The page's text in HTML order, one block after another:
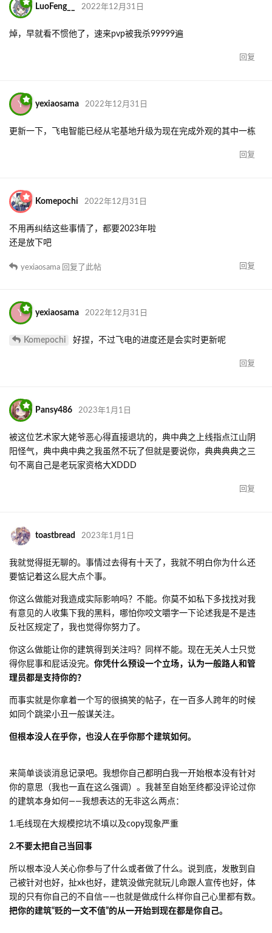
LuoFeng__ 2022年12月31日
焯，早就看不惯他了，速来pvp被我杀99999遍
回复
Y yexiaosama 2022年12月31日
更新一下，飞电智能已经从宅基地升级为现在完成外观的其中一栋
回复
Komepochi 2022年12月31日
不用再纠结这些事情了，都要2023年啦
还是放下吧
回复
yexiaosama 回复了此帖
Y yexiaosama 2022年12月31日
Komepochi 好捏，不过飞电的进度还是会实时更新呢
回复
Pansy486 2023年1月1日
被这位艺术家大姥爷恶心得直接退坑的，典中典之上线指点江山阴
阳怪气，典中典中典之我虽然不玩了但就是要说你，典典典典之三
句不离自己是老玩家资格大XDDD
回复
toastbread 2023年1月1日
我就觉得挺无聊的。事情过去得有十天了，我就不明白你为什么还
要惦记着这么屁大点个事。
你这么做能对我造成实际影响吗？不能。你莫不如私下多找找对我
有意见的人收集下我的黑料，哪怕你咬文嚼字一下论述我是不是违
反社区规定了，我也觉得你努力了。
你这么做能让你的建筑得到关注吗？同样不能。现在无关人士只觉
得你屁事和屁话没完。 你凭什么预设一个立场，认为一般路人和管
理员都是支持你的？
而事实就是你拿着一个写的很搞笑的帖子，在一百多人跨年的时候
如同个跳梁小丑一般谋关注。
但根本没人在乎你，也没人在乎你那个建筑如何。
来简单谈谈消息记录吧。我想你自己都明白我一开始根本没有针对
你的意思（我也一直在这么强调）。我甚至自始至终都没评论过你
的建筑本身如何——我想表达的无非这么两点：
1.毛线现在大规模挖坑不填以及copy现象严重
2.不要太把自己当回事
所以根本没人关心你参与了什么或者做了什么。说到底，发散到自
己被针对也好，扯xk也好，建筑没做完就玩儿命跟人宣传也好，体
现的只有你自己的不自信——也就是做成什么样你自己心里都有数。
把你的建筑“贬的一文不值”的从一开始到现在都是你自己。